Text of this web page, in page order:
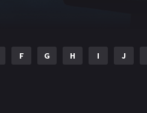
F G H I J